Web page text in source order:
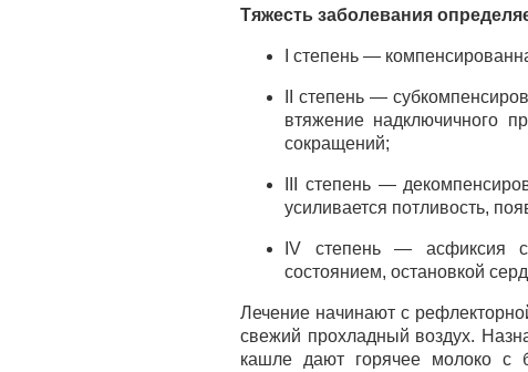
Тяжесть заболевания
I степень —
II степень —
втяжение надключичного
сокращений;
III степень —
усиливается потливость,
IV степень — асфиксия
состоянием, остановкой
Лечение начинают с
свежий прохладный воздух.
кашле дают горячее молоко с